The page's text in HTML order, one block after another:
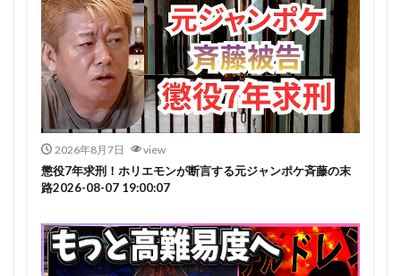
2026年8月7日 view
懲役7年求刑！ホリエモンが断言する元ジャンポケ斉藤の末
路2026-08-07 19:00:07